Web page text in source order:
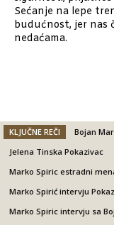
Sećanje na lepe
budućnost, jer nas
nedaćama.
KLJUČNE REČI Bojan
Jelena Tinska Pokazivac
Marko Spiric estradni
Marko Spirić intervju
Marko Spiric intervju sa